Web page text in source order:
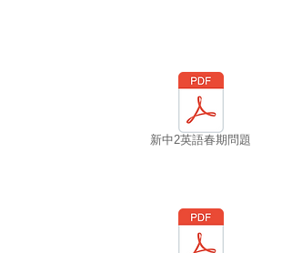
新中2英語春期問題